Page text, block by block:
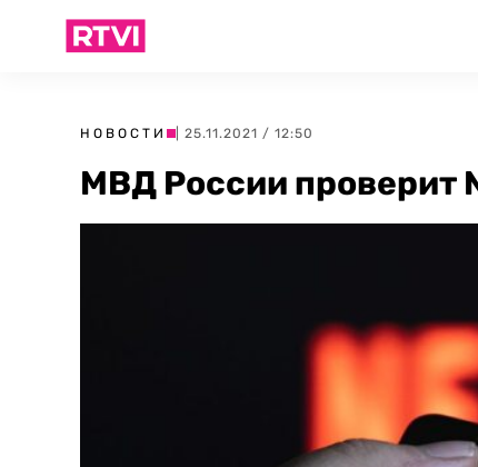
НОВОСТИ | 25.11.2021 / 12:50
МВД России проверит